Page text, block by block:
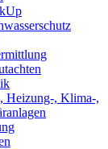
Heizung-, Klima-,